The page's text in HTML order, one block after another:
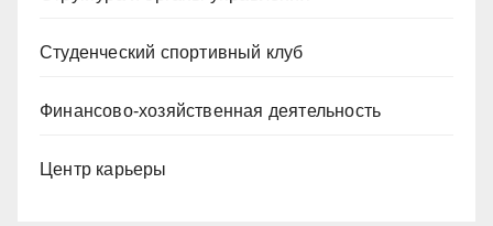
Студенческий спортивный клуб
Финансово-хозяйственная деятельность
Центр карьеры